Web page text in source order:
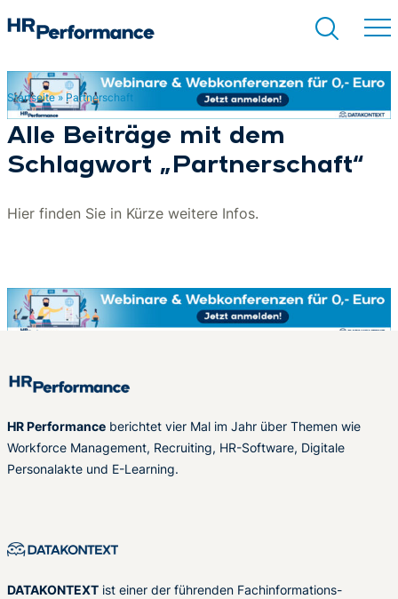
Suchen
Startseite» Partnerschaft
Alle Beiträge mit dem
Schlagwort „Partnerschaft“
Hier finden Sie in Kürze weitere Infos.
HR Performance berichtet vier Mal im Jahr über Themen wie
Workforce Management, Recruiting, HR-Software, Digitale
Personalakte und E-Learning.
DATAKONTEXT ist einer der führenden Fachinformations-